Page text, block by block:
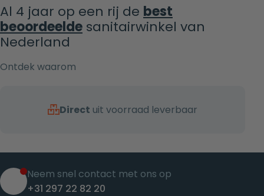
Al 4 jaar op een rij de best
beoordeelde sanitairwinkel van
Nederland
Ontdek waarom
Direct uit voorraad leverbaar
Neem snel contact met ons op
+31 297 22 82 20